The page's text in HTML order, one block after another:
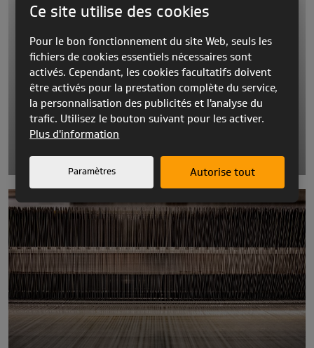
QUI SOMMES-NOUS
Ce site utilise des cookies
Pour le bon fonctionnement du site Web, seuls les
fichiers de cookies essentiels nécessaires sont
activés. Cependant, les cookies facultatifs doivent
être activés pour la prestation complète du service,
la personnalisation des publicités et l'analyse du
trafic. Utilisez le bouton suivant pour les activer.
Plus d'information
Paramètres Autorise tout